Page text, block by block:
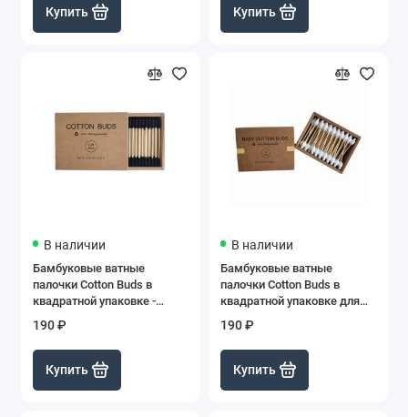
Купить Купить
В наличии
Бамбуковые ватные
палочки Cotton Buds в
квадратной упаковке -
190 ₽
Купить
В наличии
Бамбуковые ватные
палочки Cotton Buds в
квадратной упаковке для
-Белые , 50 шт
190 ₽
Купить